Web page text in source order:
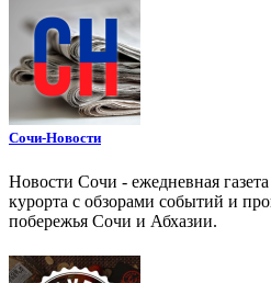
Сочи-Новости
Новости Сочи - ежедневная
курорта с обзорами событий и
побережья Сочи и Абхазии.